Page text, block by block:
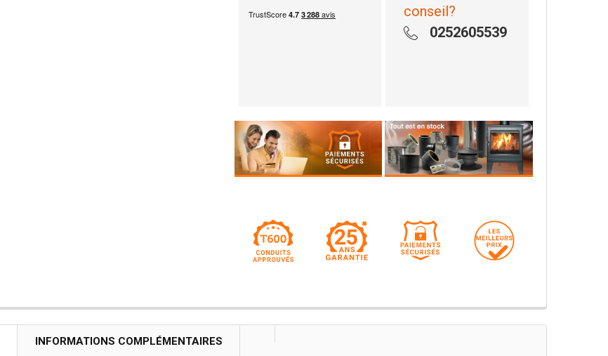
conseil?
0252605539
INFORMATIONS COMPLÉMENTAIRES